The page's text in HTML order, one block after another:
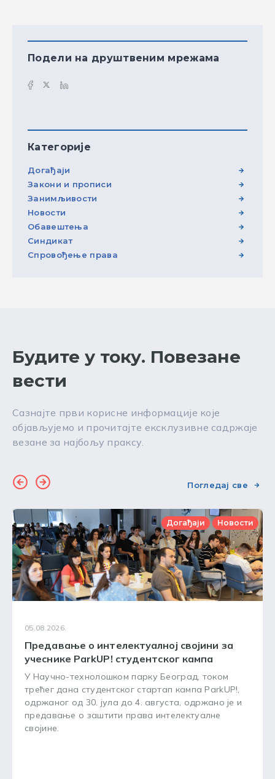
Подели на друштвеним мрежама
Категорије
Догађаји
Закони и прописи
Занимљивости
Новости
Обавештења
Синдикат
Спровођење права
Будите у току. Повезане
вести
Сазнајте први корисне информације које
објављујемо и прочитајте ексклузивне садржаје
везане за најбољу праксу.
Погледај све
Догађаји Новости
05.08.2026.
Предавање о интелектуалној својини за
учеснике ParkUP! студентског кампа
У Научно-технолошком парку Београд, током
трећег дана студентског стартап кампа ParkUP!,
одржаног од 30. јула до 4. августа, одржано је и
предавање о заштити права интелектуалне
својине.